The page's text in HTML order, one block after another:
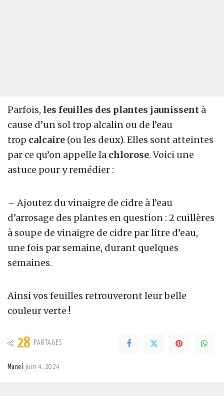
Parfois, les feuilles des plantes jaunissent à
cause d’un sol trop alcalin ou de l’eau
trop calcaire (ou les deux). Elles sont atteintes
par ce qu’on appelle la chlorose. Voici une
astuce pour y remédier :
– Ajoutez du vinaigre de cidre à l’eau
d’arrosage des plantes en question : 2 cuillères
à soupe de vinaigre de cidre par litre d’eau,
une fois par semaine, durant quelques
semaines.
Ainsi vos feuilles retrouveront leur belle
couleur verte !
28 PARTAGES
Posted
Manel juin 4, 2024